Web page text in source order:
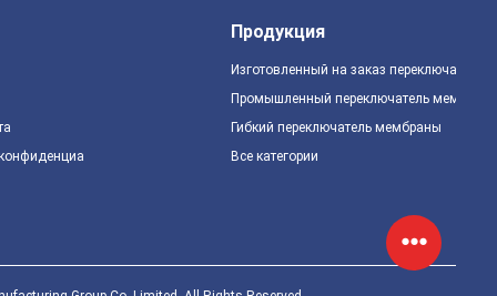
Продукция
Изготовленный на заказ переключатель
Промышленный переключатель
Гибкий переключатель мембраны
Все категории